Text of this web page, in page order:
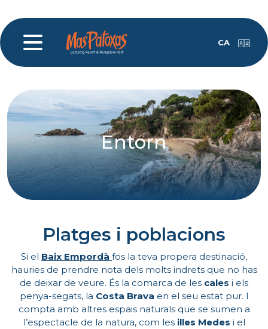
CA
Entorn
Platges i poblacions
Si el Baix Empordà fos la teva propera destinació,
hauries de prendre nota dels molts indrets que no has
de deixar de veure. És la comarca de les cales i els
penya-segats, la Costa Brava en el seu estat pur. I
compta amb altres espais naturals que se sumen a
l’espectacle de la natura, com les illes Medes i el